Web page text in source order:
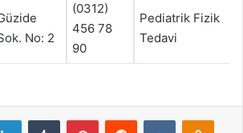
No: 2
(0312)
456 78
90
Pediatrik Fizik
Tedavi
LinkedInTumblr PinterestReddit VKontakte